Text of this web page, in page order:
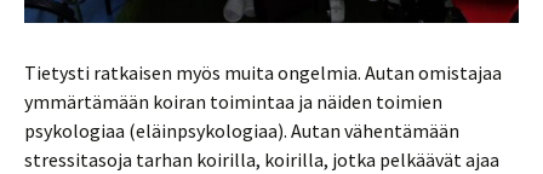
Tietysti ratkaisen myös muita ongelmia. Autan omistajaa
ymmärtämään koiran toimintaa ja näiden toimien
psykologiaa (eläinpsykologiaa). Autan vähentämään
stressitasoja tarhan koirilla, koirilla, jotka pelkäävät ajaa